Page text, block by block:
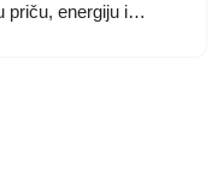
priču, energiju i…